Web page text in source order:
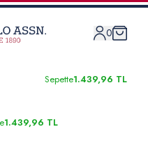
0
Sepette1.439,96 TL
1.439,96 TL